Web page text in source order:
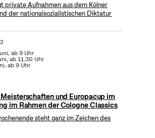
private Aufnahmen aus dem Kölner
der nationalsozialistischen Diktatur
ab 9 Uhr
ab 11.30 Uhr
ab 9 Uhr
und Europacup im
im Rahmen der Cologne Classics
steht ganz im Zeichen des